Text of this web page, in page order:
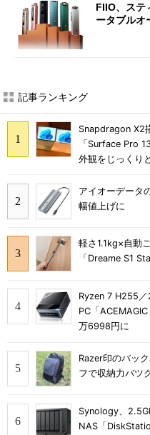
FIIO、ステ
ータブルオ
記事ランキング
Snapdragon X2
「Surface Pro
外観をじっくり
アイオーデータ
幅値上げに
軽さ1.1kg×自動
「Dreame S1
Ryzen 7 H255／
PC「
万6998円に
Razer印のバッ
フで収納力バツ
Synology、
NAS「